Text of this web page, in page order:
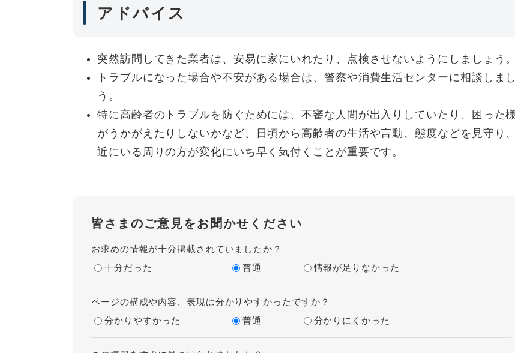
アドバイス
突然訪問してきた業者は、安易に家にいれたり、点検させないようにしましょう。
トラブルになった場合や不安がある場合は、警察や消費生活センターに相談しま
う。
特に高齢者のトラブルを防ぐためには、不審な人間が出入りしていたり、困った
がうかがえたりしないかなど、日頃から高齢者の生活や言動、態度などを見守り
近にいる周りの方が変化にいち早く気付くことが重要です。
皆さまのご意見をお聞かせください
お求めの情報が十分掲載されていましたか？
十分だった
普通 情報が足りなかった
ページの構成や内容、表現は分かりやすかったですか？
分かりやすかった
普通 分かりにくかった